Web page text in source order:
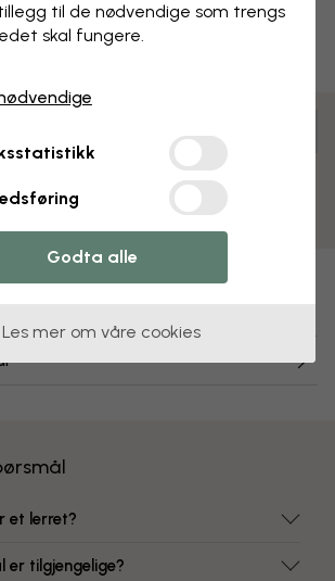
og klar til oppheng
et lerret?
er tilgjengelige?
til de nødvendige som trengs
skal fungere.
Godta alle
Les mer om våre cookies